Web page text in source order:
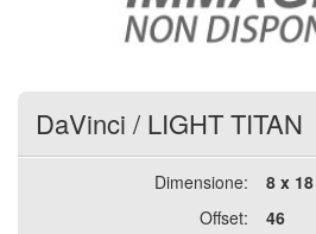
DaVinci / LIGHT TITAN
Dimensione:
8 x 18
Offset:
46